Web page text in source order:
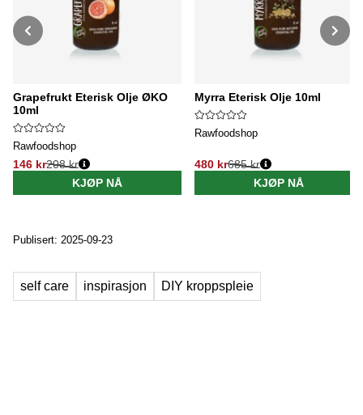
Grapefrukt Eterisk Olje ØKO
10ml
Rawfoodshop
146 kr
Vanlig pris:
208 kr
KJØP NÅ
Myrra Eterisk Olje 10ml
Rawfoodshop
480 kr
Vanlig pris:
685 kr
KJØP NÅ
Publisert: 2025-09-23
self care inspirasjon DIY kroppspleie